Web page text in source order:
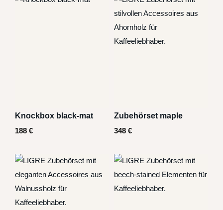
Knockbox black-mat
188 €
Zubehörset maple
348 €